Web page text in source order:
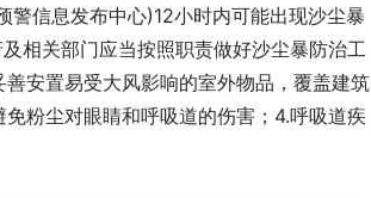
信息发布中心)12小时内可能出现沙尘暴
相关部门应当按照职责做好沙尘暴防治工
安置易受大风影响的室外物品，覆盖建筑
粉尘对眼睛和呼吸道的伤害；4.呼吸道疾